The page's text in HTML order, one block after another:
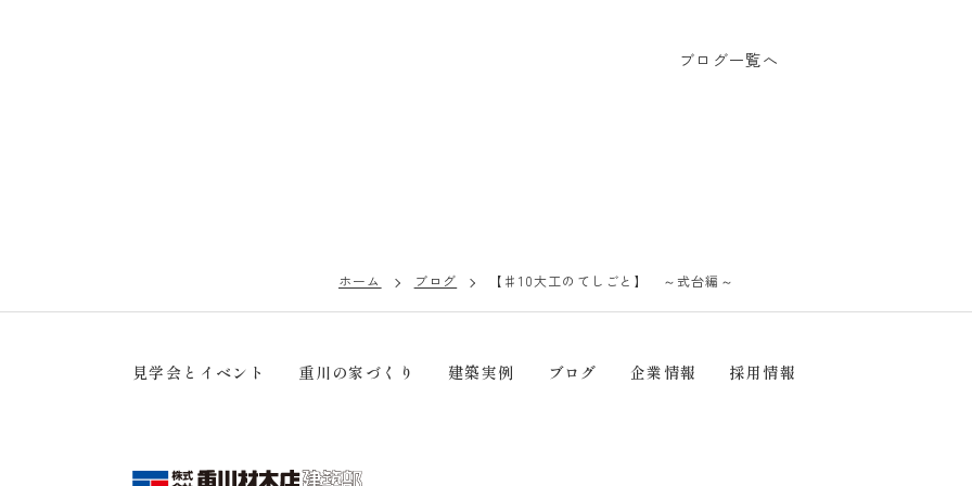
ブログ一覧へ
ホーム ブログ 【♯10大工のてしごと】 ～式台編～
見学会とイベント 重川の家づくり 建築実例 ブログ 企業情報 採用情報